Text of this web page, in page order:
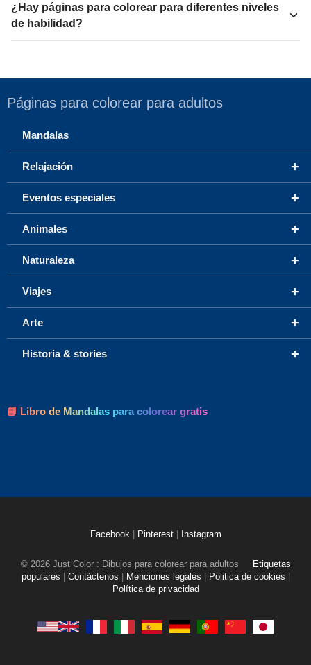
¿Hay páginas para colorear para diferentes niveles
de habilidad?
Páginas para colorear para adultos
Mandalas
+
Relajación
+
Eventos especiales
+
Animales
+
Naturaleza
+
Viajes
+
Arte
+
Historia & stories
📘 Libro de Mandalas para colorear gratis
Facebook Pinterest Instagram
© 2026 Just Color : Dibujos para colorear para adultos
Etiquetas
populares
Contáctenos Menciones legales Politica de cookies
Política de privacidad